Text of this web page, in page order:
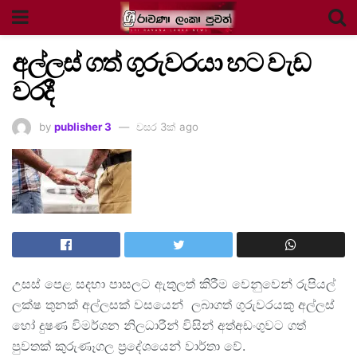
අල්ලස් ගත් ගුරුවරයා හට වැඩ
වරදී
by publisher 3 වසර 3ක් ago
උසස් පෙළ සදහා පාසලට ඇතුලත් කිරීම වෙනුවෙන් රුපියල්
ලක්ෂ තුනක් අල්ලසක් වසයෙන් ලබාගත් ගුරුවරයකු අල්ලස්
හෝ දුෂණ විමර්ශන නිලධාරීන් විසින් අත්අඩංගුවට ගත්
පුවතක් කුරුණෑගල ප්‍රදේශයෙන් වාර්තා වේ.